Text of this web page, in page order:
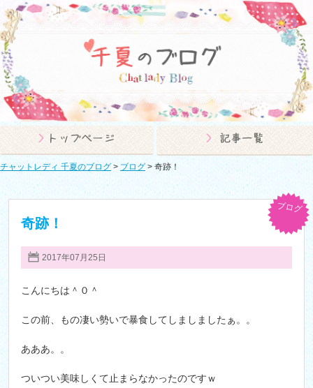
チャットレディ 千夏のブログ > ブログ > 奇跡！
奇跡！
2017年07月25日
ブログ
こんにちは＾０＾
この前、もの凄い勢いで暴食してしましましたぁ。。
あああ。。
ついつい美味しくて止まらなかったのですｗ